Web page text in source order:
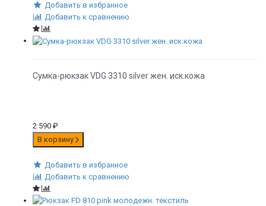
Добавить в избранное
Добавить к сравнению
Сумка-рюкзак VDG 3310 silver жен. иск.кожа
2 590 ₽
В корзину
Добавить в избранное
Добавить к сравнению